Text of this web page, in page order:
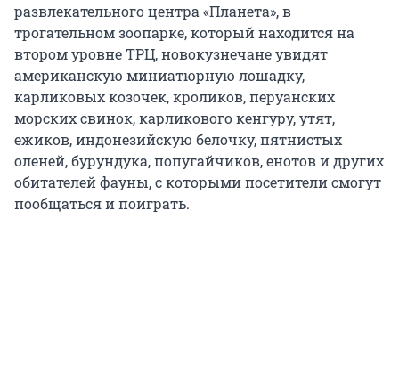
развлекательного центра «Планета», в
трогательном зоопарке, который находится на
втором уровне ТРЦ, новокузнечане увидят
американскую миниатюрную лошадку,
карликовых козочек, кроликов, перуанских
морских свинок, карликового кенгуру, утят,
ежиков, индонезийскую белочку, пятнистых
оленей, бурундука, попугайчиков, енотов и других
обитателей фауны, с которыми посетители смогут
пообщаться и поиграть.